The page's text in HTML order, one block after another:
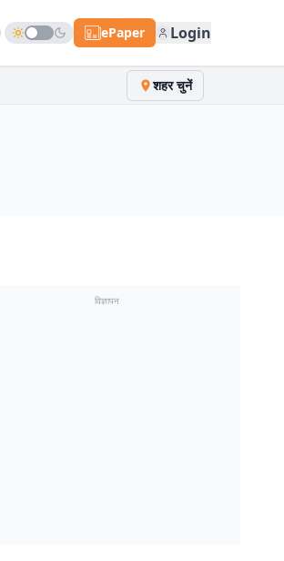
ePaper Login
शहर चुनें
विज्ञापन